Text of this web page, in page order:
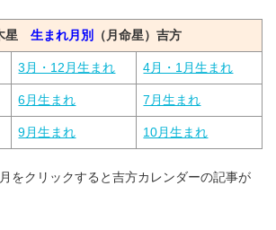
星 生まれ月別 （月命星）吉方
3月・12月生まれ 4月・1月生まれ
6月生まれ 7月生まれ
9月生まれ 10月生まれ
をクリックすると吉方カレンダーの記事が